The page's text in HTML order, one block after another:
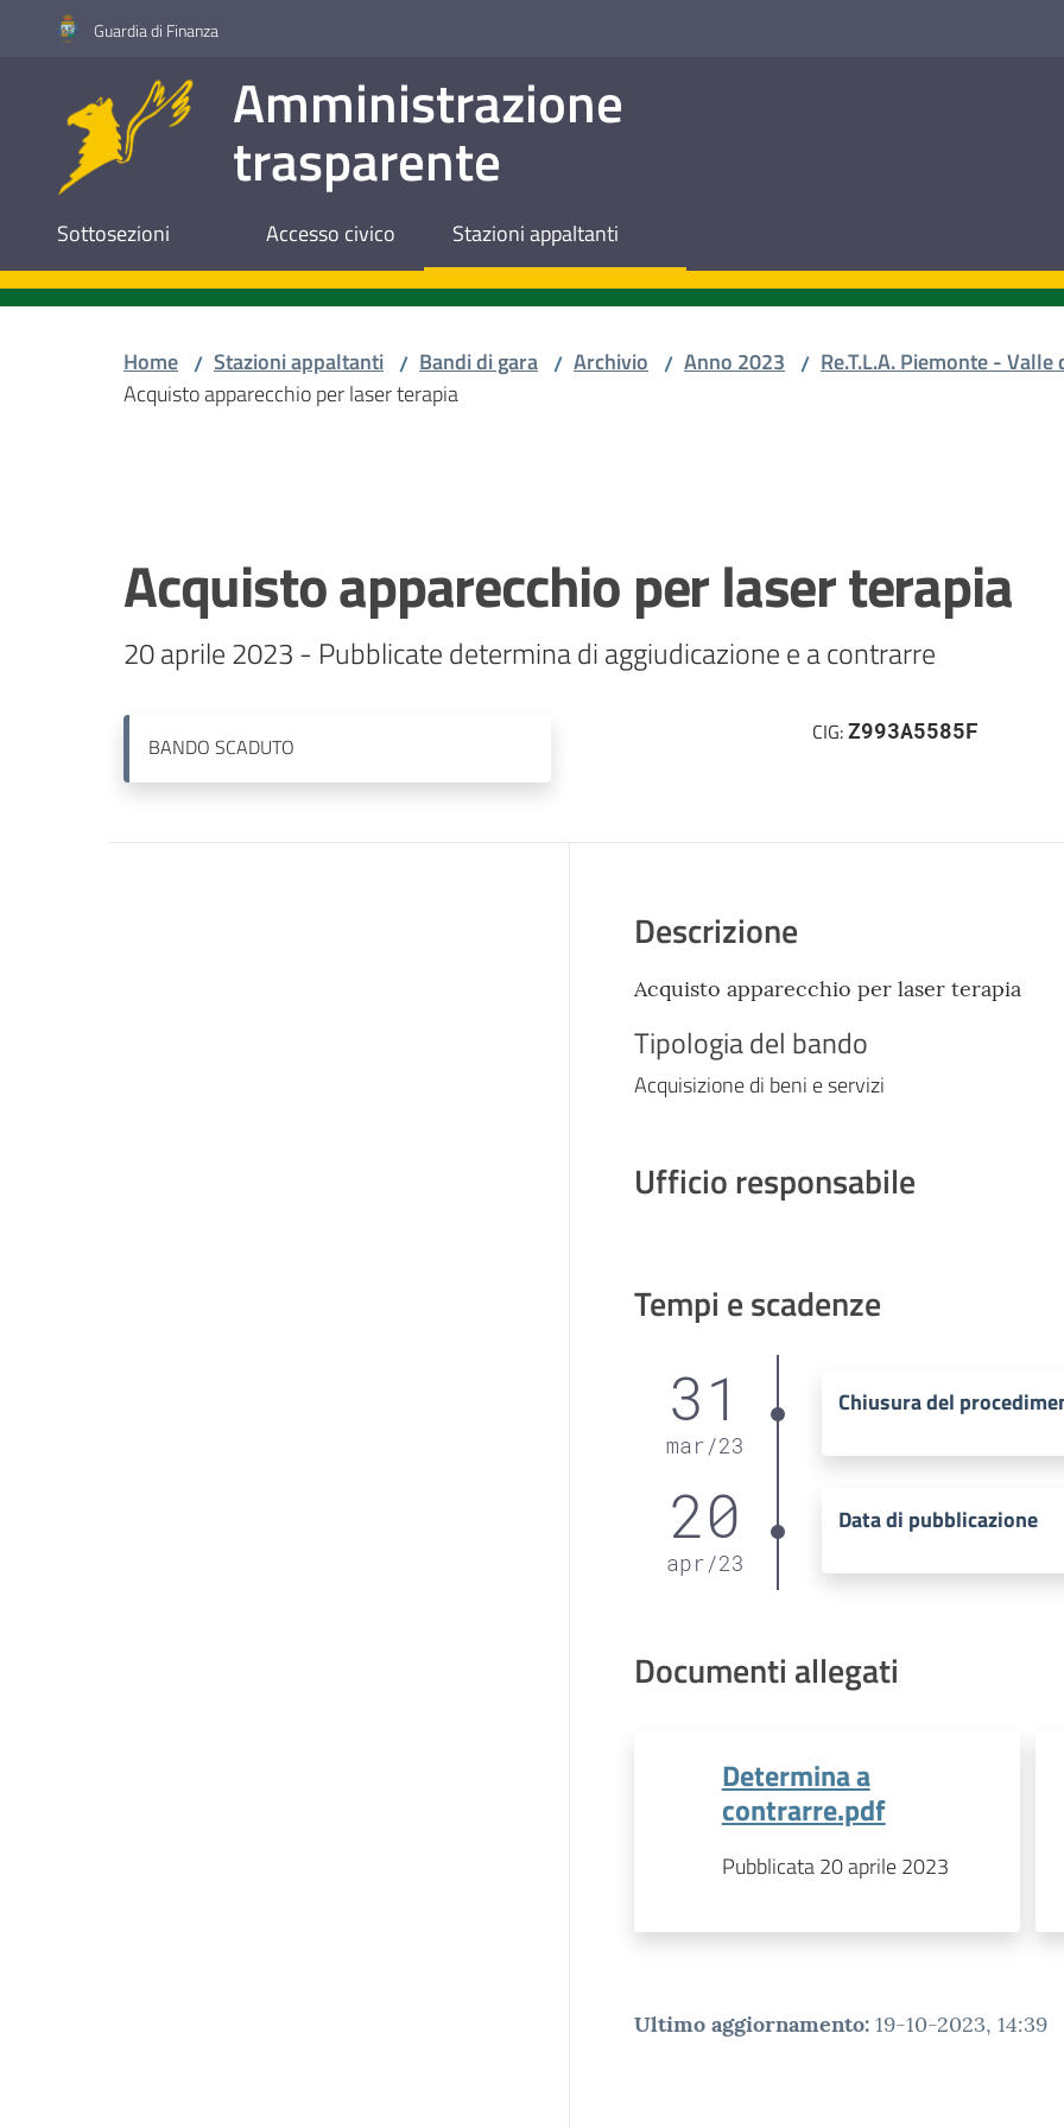
Vai al contenuto
Vai alla navigazione
Vai al footerGuardia di Finanza
Amministrazione
trasparente
Sottosezioni Accesso civico Stazioni appaltanti
Home / Stazioni appaltanti / Bandi di gara / Archivio / Anno 2023 / Re.T.L.A. Piemonte - Valle
Acquisto apparecchio per laser terapia
Acquisto apparecchio per laser terapia
20 aprile 2023 - Pubblicate determina di aggiudicazione e a contrarre
BANDO SCADUTO
CIG:Z993A5585F
Descrizione
Acquisto apparecchio per laser terapia
Tipologia del bando
Acquisizione di beni e servizi
Ufficio responsabile
Tempi e scadenze
31
mar/23
Chiusura del
20
apr/23
Data di pubblicazione
Documenti allegati
Determina a
contrarre.pdf
Pubblicata 20 aprile 2023
Ultimo aggiornamento: 19-10-2023, 14:39